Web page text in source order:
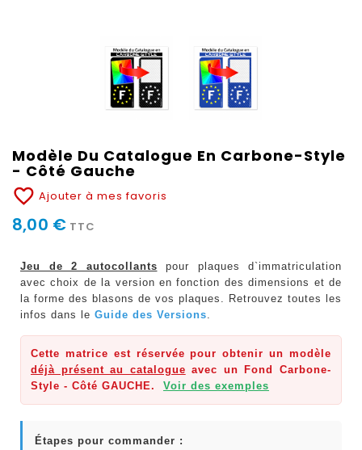
Modèle Du Catalogue En Carbone-Style
- Côté Gauche
favorite_border Ajouter à mes favoris
8,00 € TTC
Jeu de 2 autocollants pour plaques d`immatriculation
avec choix de la version en fonction des dimensions et de
la forme des blasons de vos plaques. Retrouvez toutes les
infos dans le Guide des Versions.
Cette matrice est réservée pour obtenir un modèle
déjà présent au catalogue avec un Fond Carbone-
Style - Côté GAUCHE.
Voir des exemples
Étapes pour commander :